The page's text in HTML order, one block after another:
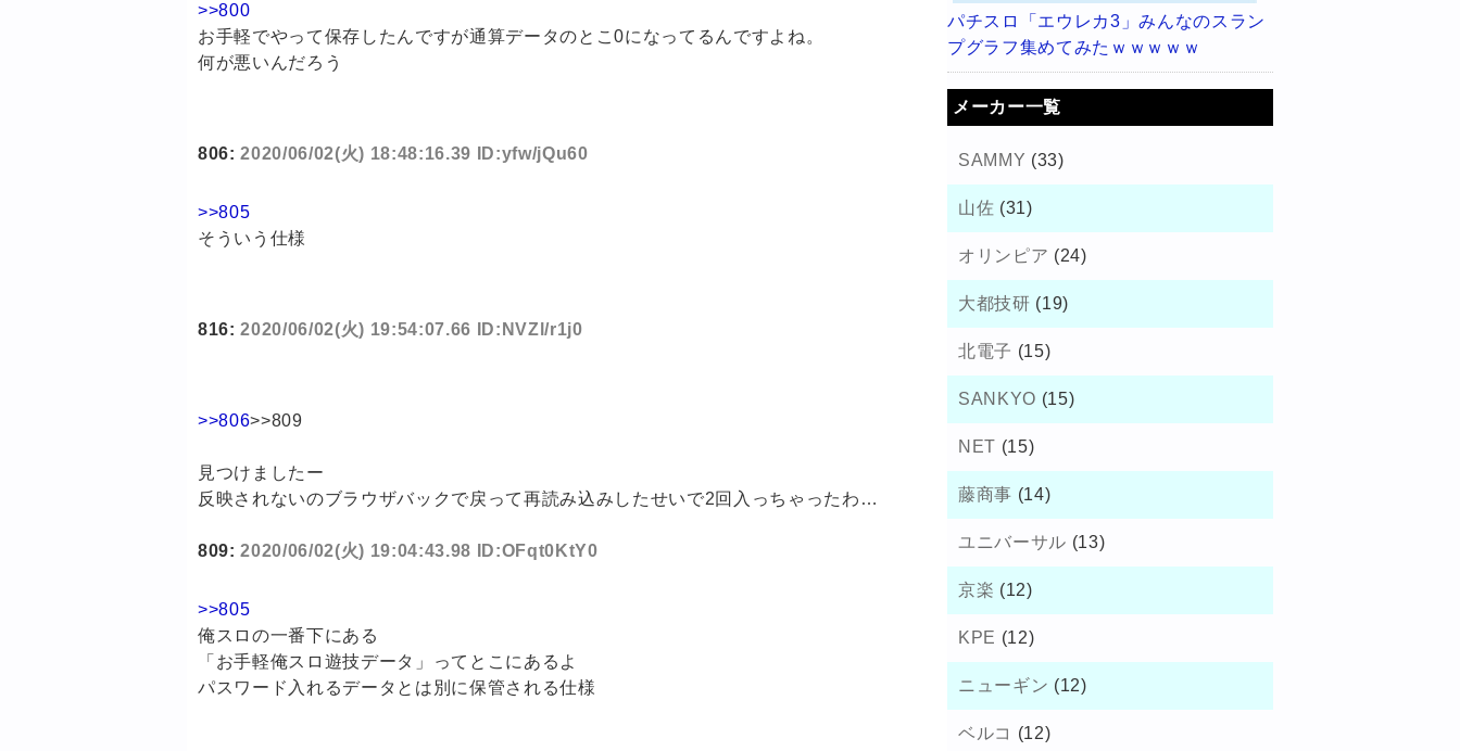
>>800
お手軽でやって保存したんですが通算データのとこ0になってるんですよね。
何が悪いんだろう
806:2020/06/02(火) 18:48:16.39 ID:yfw/jQu60
>>805
そういう仕様
816:2020/06/02(火) 19:54:07.66 ID:NVZl/r1j0
>>806>>809
見つけましたー
反映されないのブラウザバックで戻って再読み込みしたせいで2回入っちゃったわ…
809:2020/06/02(火) 19:04:43.98 ID:OFqt0KtY0
>>805
俺スロの一番下にある
「お手軽俺スロ遊技データ」ってとこにあるよ
パスワード入れるデータとは別に保管される仕様
パチスロ「エウレカ3」みんなのスラン
プグラフ集めてみたｗｗｗｗｗ
メーカー一覧
SAMMY (33)
山佐 (31)
オリンピア (24)
大都技研 (19)
北電子 (15)
SANKYO (15)
NET (15)
藤商事 (14)
ユニバーサル (13)
京楽 (12)
KPE (12)
ニューギン (12)
ベルコ (12)